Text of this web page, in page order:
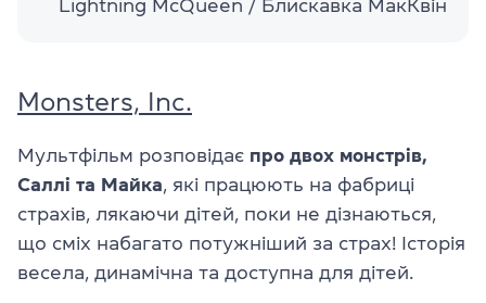
Lightning McQueen / Блискавка МакКвін
Monsters, Inc.
Мультфільм розповідає про двох монстрів,
Саллі та Майка, які працюють на фабриці
страхів, лякаючи дітей, поки не дізнаються,
що сміх набагато потужніший за страх! Історія
весела, динамічна та доступна для дітей.